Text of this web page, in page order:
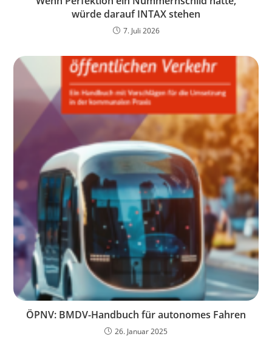
würde darauf INTAX stehen
7. Juli 2026
ÖPNV: BMDV-Handbuch für autonomes Fahren
26. Januar 2025